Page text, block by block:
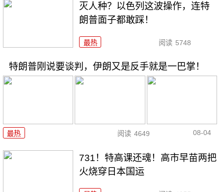
灭人种？以色列这波操作，连特
朗普面子都敢踩！
最热 阅读 5748
特朗普刚说要谈判，伊朗又是反手就是一巴掌！
最热 阅读 4649 08-04
731！特高课还魂！高市早苗两把
火烧穿日本国运